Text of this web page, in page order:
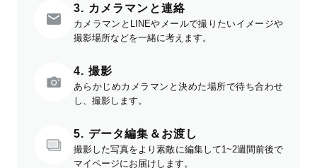
3. カメラマンと連絡
カメラマンとLINEやメールで撮りたいイメージや
撮影場所などを一緒に考えます。
4. 撮影
あらかじめカメラマンと決めた場所で待ち合わせ
し、撮影します。
5. データ編集＆お渡し
撮影した写真をより素敵に編集して1~2週間前後で
マイページにお届けします。